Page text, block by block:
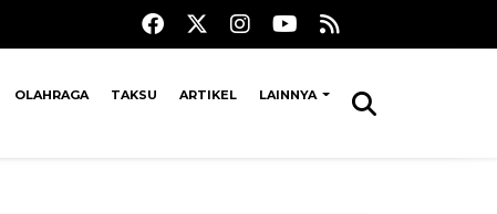
OLAHRAGA TAKSU ARTIKEL LAINNYA